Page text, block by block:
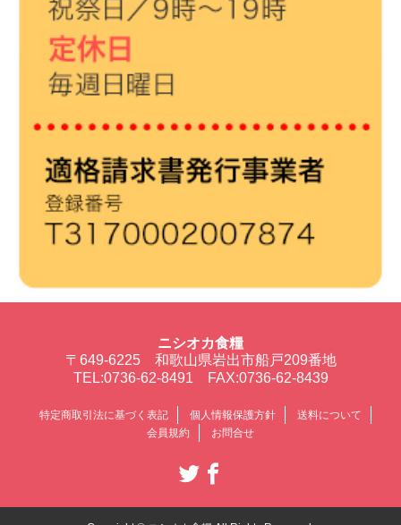
ニシオカ食糧
〒649-6225 和歌山県岩出市船戸209番地
TEL:0736-62-8491 FAX:0736-62-8439
特定商取引法に基づく表記 個人情報保護方針
送料について
会員規約
お問合せ